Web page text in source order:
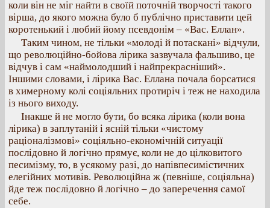
коли він не міг найти в своїй поточній творчості такого
вірша, до якого можна було б публічно приставити цей
коротенький і любий йому псевдонім – «Вас. Еллан».
Таким чином, не тільки «молоді й потаскані» відчули,
що революційно-бойова лірика зазвучала фальшиво, це
відчув і сам «наймолодший і найпрекрасніший».
Іншими словами, і лірика Вас. Еллана почала борсатися
в химерному колі соціяльних протиріч і теж не находила
із нього виходу.
Інакше й не могло бути, бо всяка лірика (коли вона
лірика) в заплутаній і ясній тільки «чистому
раціоналізмові» соціяльно-економічній ситуації
послідовно й логічно прямує, коли не до цілковитого
песимізму, то, в усякому разі, до напівпесимістичних
елегійних мотивів. Революційна ж (певніше, соціяльна)
йде теж послідовно й логічно – до заперечення самої
себе.